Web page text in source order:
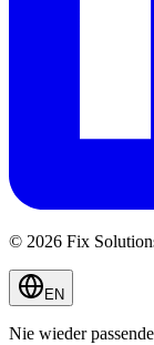
© 2026 Fix
EN
Nie wieder